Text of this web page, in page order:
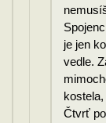
je jen
vedle.
Čtvrť